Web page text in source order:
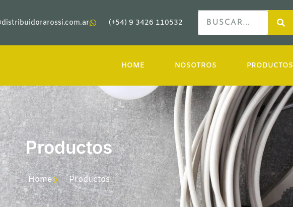
(+54) 9 3426 110532
HOME NOSOTROS PRODUCTOS
Productos
Home Productos